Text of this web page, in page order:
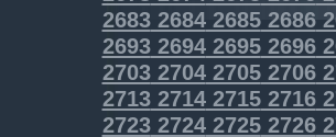
2683268426852686
2693269426952696
2703270427052706
2713271427152716
2723272427252726